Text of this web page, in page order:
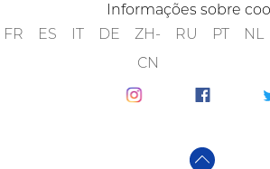
Informações sobre
FR
ES IT DE
ZH-
CN
RU PT NL